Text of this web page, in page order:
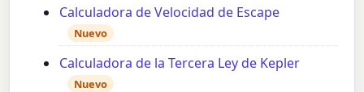
Calculadora de Velocidad de Escape
Nuevo
Calculadora de la Tercera Ley de Kepler
Nuevo